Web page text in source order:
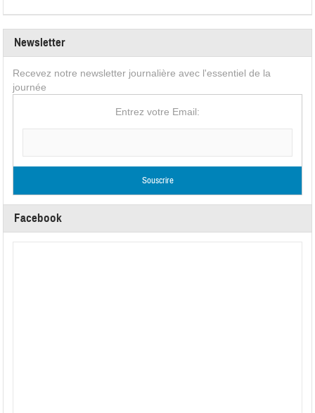
Newsletter
Recevez notre newsletter journalière avec l'essentiel de la
journée
Entrez votre Email:
Facebook